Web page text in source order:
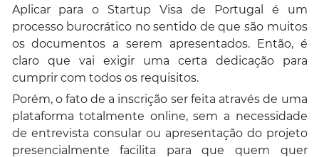
Aplicar para o Startup Visa de Portugal é um
processo burocrático no sentido de que são muitos
os documentos a serem apresentados. Então, é
claro que vai exigir uma certa dedicação para
cumprir com todos os requisitos.
Porém, o fato de a inscrição ser feita através de uma
plataforma totalmente online, sem a necessidade
de entrevista consular ou apresentação do projeto
presencialmente facilita para que quem quer